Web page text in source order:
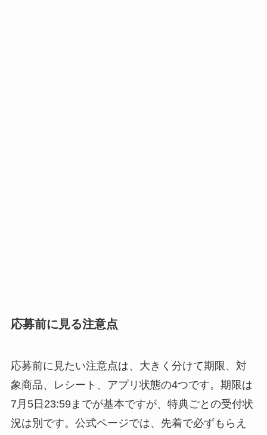
応募前に見る注意点
応募前に見たい注意点は、大きく分けて期限、対
象商品、レシート、アプリ状態の4つです。期限は
7月5日23:59までが基本ですが、特典ごとの受付状
況は別です。公式ページでは、先着で必ずもらえ